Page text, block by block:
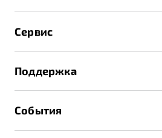
Записаться на тест-драйв
Получить предложение
Страхование
Расчет КАСКО
Сервис
Техническое обслуживание
Калькулятор ТО
Поддержка
События